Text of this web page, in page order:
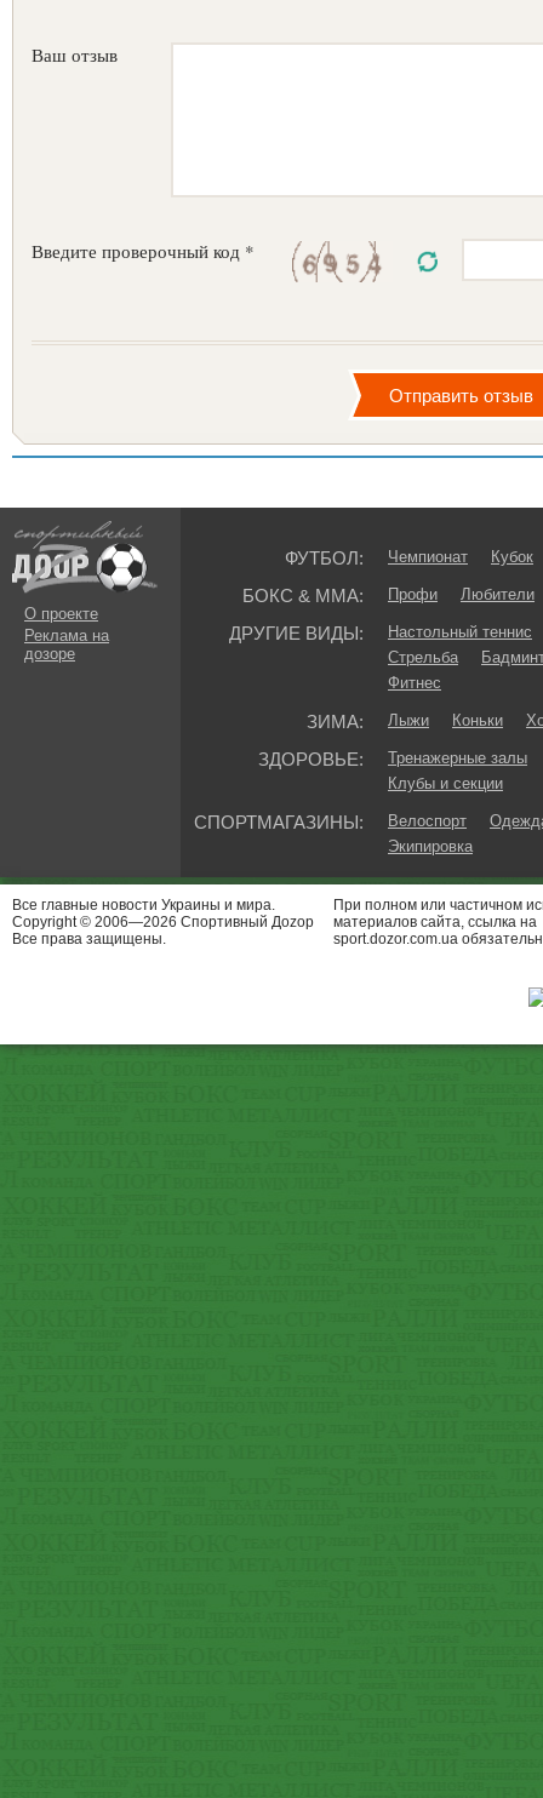
Ваш отзыв
Введите проверочный код *
О проекте
Реклама на
дозоре
ФУТБОЛ: Чемпионат Кубок
БОКС & ММА: Профи Любители
ДРУГИЕ ВИДЫ:
Настольный теннис
Стрельба
Фитнес
ЗИМА: Лыжи Коньки
ЗДОРОВЬЕ:
Тренажерные залы
Клубы и секции
СПОРТМАГАЗИНЫ: Велоспорт
Экипировка
Все главные новости Украины и мира.
Copyright © 2006—2026 Спортивный Доzор
Все права защищены.
При полном или частичном
материалов сайта, ссылка на
sport.dozor.com.ua